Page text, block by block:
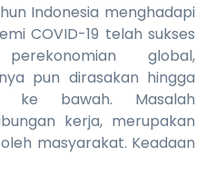
Indonesia menghadapi
COVID-19 telah sukses
perekonomian global,
pun dirasakan hingga
ke bawah. Masalah
kerja, merupakan
masyarakat. Keadaan